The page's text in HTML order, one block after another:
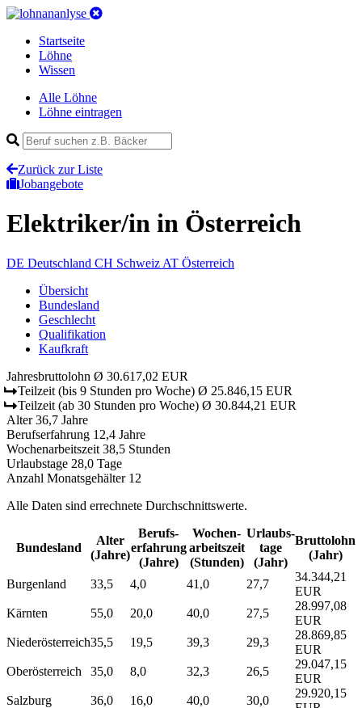
Startseite
Löhne
Wissen
Alle Löhne
Löhne eintragen
Zurück zur Liste
Jobangebote
Elektriker/in in Österreich
DE Deutschland CH Schweiz AT Österreich
Übersicht
Bundesland
Geschlecht
Qualifikation
Kaufkraft
Jahresbruttolohn Ø 30.617,02 EUR
Teilzeit (bis 9 Stunden pro Woche) Ø 25.846,15 EUR
Teilzeit (ab 30 Stunden pro Woche) Ø 30.844,21 EUR
Alter 36,7 Jahre
Berufserfahrung 12,4 Jahre
Wochenarbeitszeit 38,5 Stunden
Urlaubstage 28,0 Tage
Anzahl Monatsgehälter 12
Alle Daten sind errechnete Durchschnittswerte.
Bundesland
Alter
(Jahre)
Berufs­
erfahrung
(Jahre)
Wochen­
arbeitszeit
(Stunden)
Urlaubs­
tage
(Jahr)
Bruttolohn
(Jahr)
Burgenland 33,5 4,0 41,0 27,7
34.344,21
EUR
Kärnten
55,0 20,0 40,0 27,5
28.997,08
EUR
Niederösterreich35,5 19,5 39,3 29,3
28.869,85
EUR
Oberösterreich
35,0 8,0 32,3 26,5
29.047,15
EUR
Salzburg
36,0 16,0 40,0 30,0
29.920,15